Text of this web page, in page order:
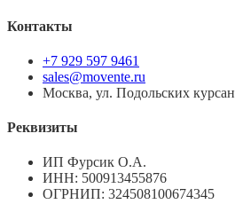
Контакты
+7 929 597 9461
sales@movente.ru
Москва, ул. Подольских
Реквизиты
ИП Фурсик О.А.
ИНН: 500913455876
ОГРНИП: 324508100674345